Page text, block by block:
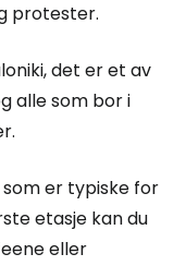
protester.
det er et av
alle som bor i
som er typiske for
etasje kan du
eller